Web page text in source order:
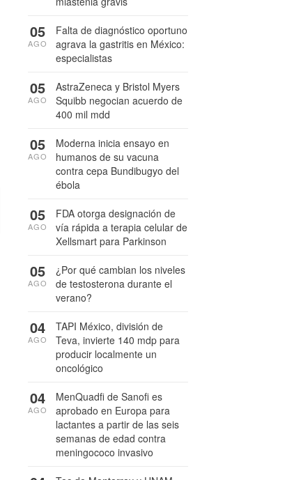
Falta de diagnóstico oportuno
agrava la gastritis en México:
especialistas
05
AGO
AstraZeneca y Bristol Myers
Squibb negocian acuerdo de
400 mil mdd
05
AGO
Moderna inicia ensayo en
humanos de su vacuna
contra cepa Bundibugyo del
ébola
05
AGO
FDA otorga designación de
vía rápida a terapia celular de
Xellsmart para Parkinson
05
AGO
¿Por qué cambian los niveles
de testosterona durante el
verano?
05
AGO
TAPI México, división de
Teva, invierte 140 mdp para
producir localmente un
oncológico
04
AGO
MenQuadfi de Sanofi es
aprobado en Europa para
lactantes a partir de las seis
semanas de edad contra
meningococo invasivo
04
AGO